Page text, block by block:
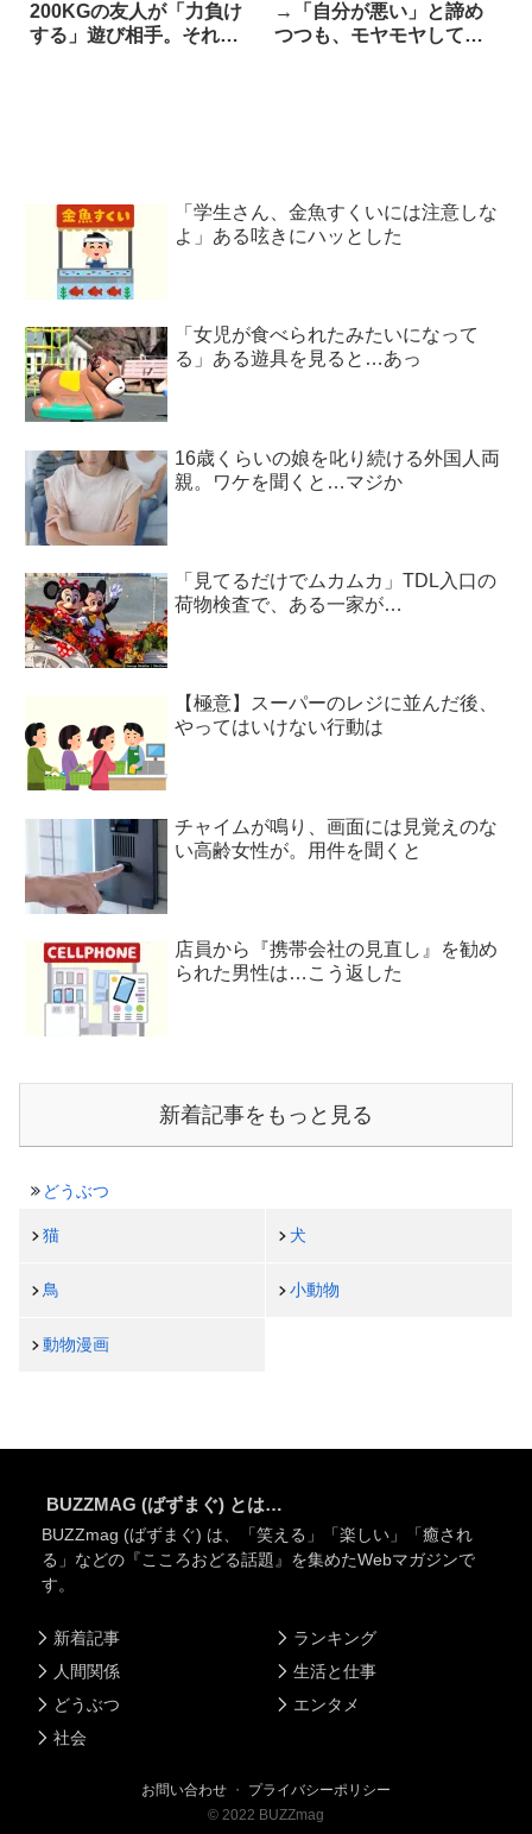
200KGの友人が「力負け
する」遊び相手。それ
→「自分が悪い」と諦め
つつも、モヤモヤしてい
「学生さん、金魚すくいには注意しな
よ」ある呟きにハッとした
「女児が食べられたみたいになって
る」ある遊具を見ると…あっ
16歳くらいの娘を叱り続ける外国人両
親。ワケを聞くと…マジか
「見てるだけでムカムカ」TDL入口の
荷物検査で、ある一家が…
【極意】スーパーのレジに並んだ後、
やってはいけない行動は
チャイムが鳴り、画面には見覚えのな
い高齢女性が。用件を聞くと
店員から『携帯会社の見直し』を勧め
られた男性は…こう返した
新着記事をもっと見る
どうぶつ
猫 犬
鳥 小動物
動物漫画
BUZZMAG (ばずまぐ) とは…
BUZZmag (ばずまぐ) は、「笑える」「楽しい」「癒され
る」などの『こころおどる話題』を集めたWebマガジンで
す。
新着記事
人間関係
どうぶつ
社会
ランキング
生活と仕事
エンタメ
お問い合わせ ・ プライバシーポリシー
© 2022 BUZZmag